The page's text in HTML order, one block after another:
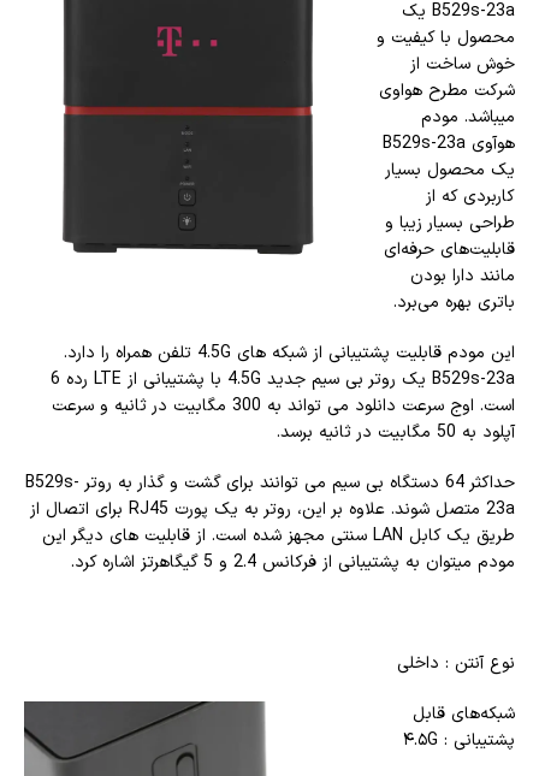
B529s-23a یک
محصول با کیفیت و
خوش ساخت از
شرکت مطرح هواوی
میباشد. مودم
هوآوی B529s-23a
یک محصول بسیار
کاربردی که از
طراحی بسیار زیبا و
قابلیت‌های حرفه‌ای
مانند دارا بودن
باتری بهره می‌برد.
این مودم قابلیت پشتیبانی از شبکه‌ های 4.5G تلفن همراه را دارد.
B529s-23a یک روتر بی سیم جدید 4.5G با پشتیبانی از LTE رده 6
است. اوج سرعت دانلود می تواند به 300 مگابیت در ثانیه و سرعت
آپلود به 50 مگابیت در ثانیه برسد.
حداکثر 64 دستگاه بی سیم می توانند برای گشت و گذار به روتر B529s-
23a متصل شوند. علاوه بر این، روتر به یک پورت RJ45 برای اتصال از
طریق یک کابل LAN سنتی مجهز شده است. از قابلیت های دیگر این
مودم میتوان به پشتیبانی از فرکانس 2.4 و 5 گیگاهرتز اشاره کرد.
نوع آنتن : داخلی
شبکه‌های قابل
پشتیبانی : ۴.۵G